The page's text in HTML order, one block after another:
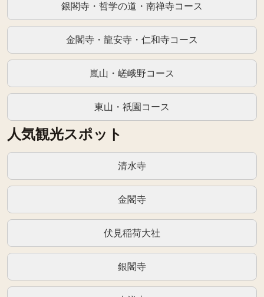
銀閣寺・哲学の道・南禅寺コース
金閣寺・龍安寺・仁和寺コース
嵐山・嵯峨野コース
東山・祇園コース
人気観光スポット
清水寺
金閣寺
伏見稲荷大社
銀閣寺